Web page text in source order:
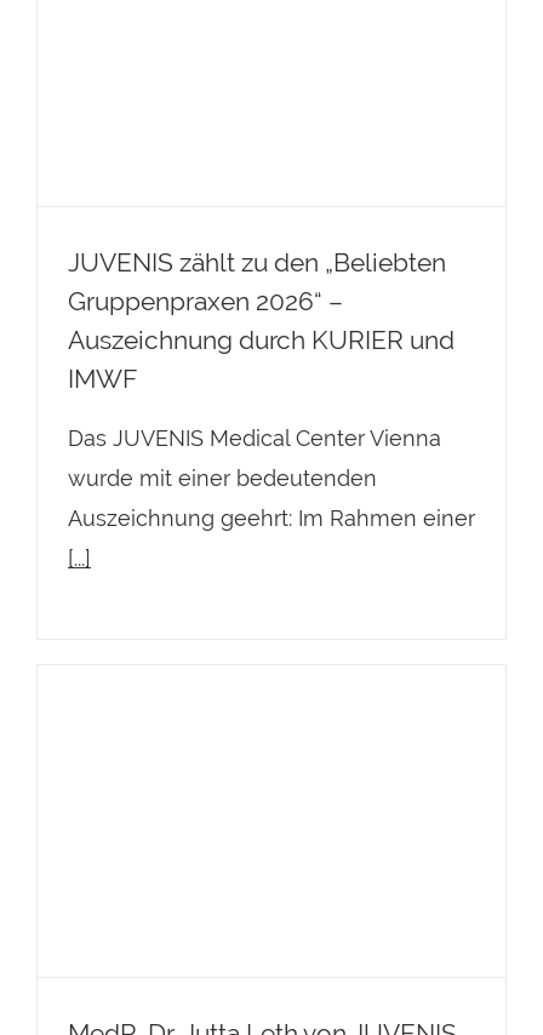
JUVENIS zählt zu den „Beliebten
Gruppenpraxen 2026“ –
Auszeichnung durch KURIER und
IMWF
Das JUVENIS Medical Center Vienna
wurde mit einer bedeutenden
Auszeichnung geehrt: Im Rahmen einer
[...]